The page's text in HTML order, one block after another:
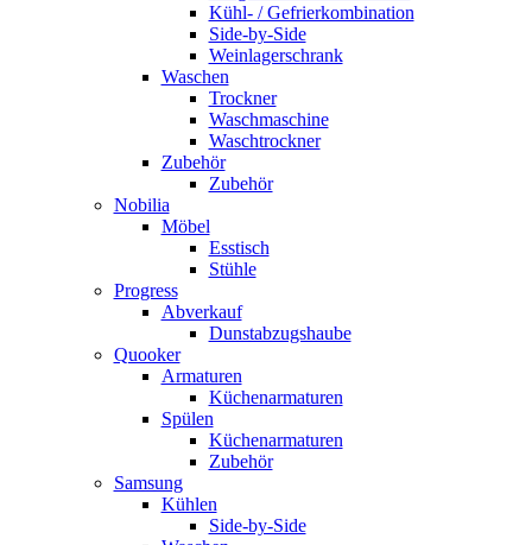
Kühl- / Gefrierkombination
Side-by-Side
Weinlagerschrank
Waschen
Trockner
Waschmaschine
Waschtrockner
Zubehör
Zubehör
Nobilia
Möbel
Esstisch
Stühle
Progress
Abverkauf
Dunstabzugshaube
Quooker
Armaturen
Küchenarmaturen
Spülen
Küchenarmaturen
Zubehör
Samsung
Kühlen
Side-by-Side